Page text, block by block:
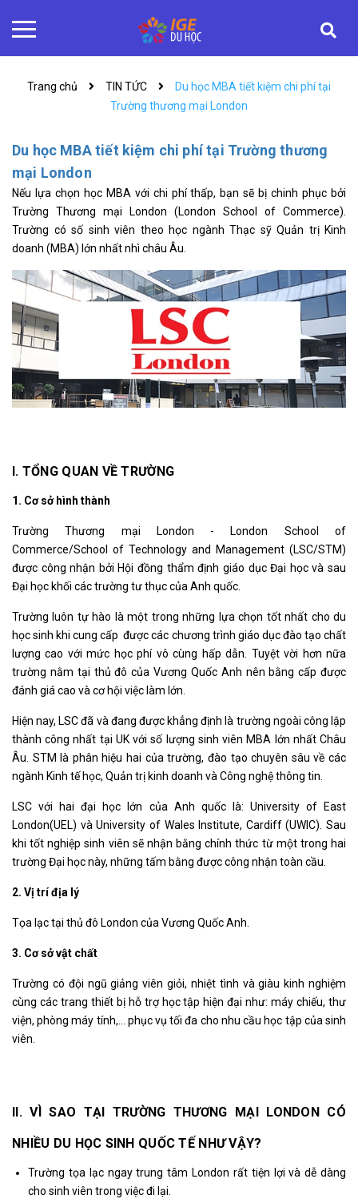
Trang chủ TIN TỨC
Du học MBA tiết kiệm chi phí tại
Trường thương mại London
Du học MBA tiết kiệm chi phí tại Trường thương
mại London
Nếu lựa chọn học MBA với chi phí thấp, bạn sẽ bị chinh phục bởi
Trường Thương mại London (London School of Commerce).
Trường có số sinh viên theo học ngành Thạc sỹ Quản trị Kinh
doanh (MBA) lớn nhất nhì châu Âu.
I. TỔNG QUAN VỀ TRƯỜNG
1. Cơ sở hình thành
Trường Thương mại London - London School of
Commerce/School of Technology and Management (LSC/STM)
được công nhận bởi Hội đồng thẩm định giáo dục Đại học và sau
Đại học khối các trường tư thục của Anh quốc.
Trường luôn tự hào là một trong những lựa chọn tốt nhất cho du
học sinh khi cung cấp được các chương trình giáo dục đào tạo chất
lượng cao với mức học phí vô cùng hấp dẫn. Tuyệt vời hơn nữa
trường nằm tại thủ đô của Vương Quốc Anh nên bằng cấp được
đánh giá cao và cơ hội việc làm lớn.
Hiện nay, LSC đã và đang được khẳng định là trường ngoài công lập
thành công nhất tại UK với số lượng sinh viên MBA lớn nhất Châu
Âu. STM là phân hiệu hai của trường, đào tạo chuyên sâu về các
ngành Kinh tế học, Quản trị kinh doanh và Công nghệ thông tin.
LSC với hai đại học lớn của Anh quốc là: University of East
London(UEL) và University of Wales Institute, Cardiff (UWIC). Sau
khi tốt nghiệp sinh viên sẽ nhận bằng chính thức từ một trong hai
trường Đại học này, những tấm bằng được công nhận toàn cầu.
2. Vị trí địa lý
Tọa lạc tại thủ đô London của Vương Quốc Anh.
3. Cơ sở vật chất
Trường có đội ngũ giảng viên giỏi, nhiệt tình và giàu kinh nghiệm
cùng các trang thiết bị hỗ trợ học tập hiện đại như: máy chiếu, thư
viện, phòng máy tính,… phục vụ tối đa cho nhu cầu học tập của sinh
viên.
II. VÌ SAO TẠI TRƯỜNG THƯƠNG MẠI LONDON CÓ
NHIỀU DU HỌC SINH QUỐC TẾ NHƯ VẬY?
Trường tọa lạc ngay trung tâm London rất tiện lợi và dễ dàng
cho sinh viên trong việc đi lại.